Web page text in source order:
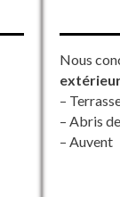
Nous
–
– Abris
– Auvent